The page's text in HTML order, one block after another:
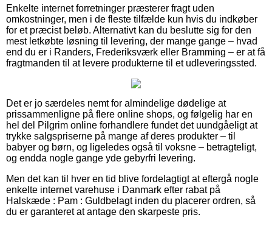
Enkelte internet forretninger præsterer fragt uden
omkostninger, men i de fleste tilfælde kun hvis du indkøber
for et præcist beløb. Alternativt kan du beslutte sig for den
mest letkøbte løsning til levering, der mange gange – hvad
end du er i Randers, Frederiksværk eller Bramming – er at få
fragtmanden til at levere produkterne til et udleveringssted.
Det er jo særdeles nemt for almindelige dødelige at
prissammenligne på flere online shops, og følgelig har en
hel del Pilgrim online forhandlere fundet det uundgåeligt at
trykke salgspriserne på mange af deres produkter – til
babyer og børn, og ligeledes også til voksne – betragteligt,
og endda nogle gange yde gebyrfri levering.
Men det kan til hver en tid blive fordelagtigt at eftergå nogle
enkelte internet varehuse i Danmark efter rabat på
Halskæde : Pam : Guldbelagt inden du placerer ordren, så
du er garanteret at antage den skarpeste pris.